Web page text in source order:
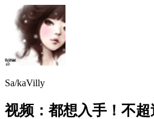
Sa/kaVilly
视频：都想入手！不